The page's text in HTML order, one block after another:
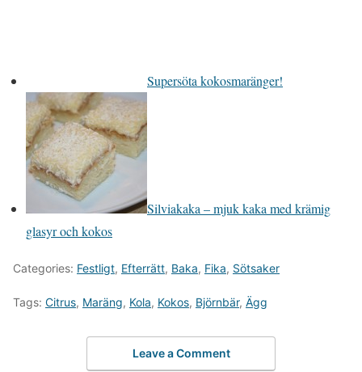
Supersöta kokosmaränger!
Silviakaka – mjuk kaka med krämig
glasyr och kokos
Categories: Festligt, Efterrätt, Baka, Fika, Sötsaker
Tags: Citrus, Maräng, Kola, Kokos, Björnbär, Ägg
Leave a Comment